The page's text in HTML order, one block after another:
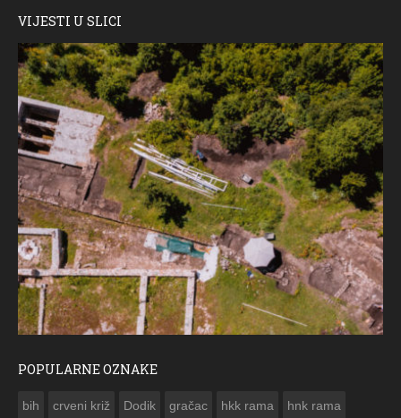
VIJESTI U SLICI
POPULARNE OZNAKE
bih crveni križ Dodik gračac hkk rama hnk rama